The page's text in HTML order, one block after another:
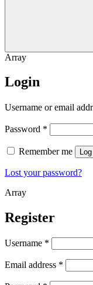
Array
Login
Username or email
Password *
Remember me
Lost your password?
Array
Register
Username *
Email address *